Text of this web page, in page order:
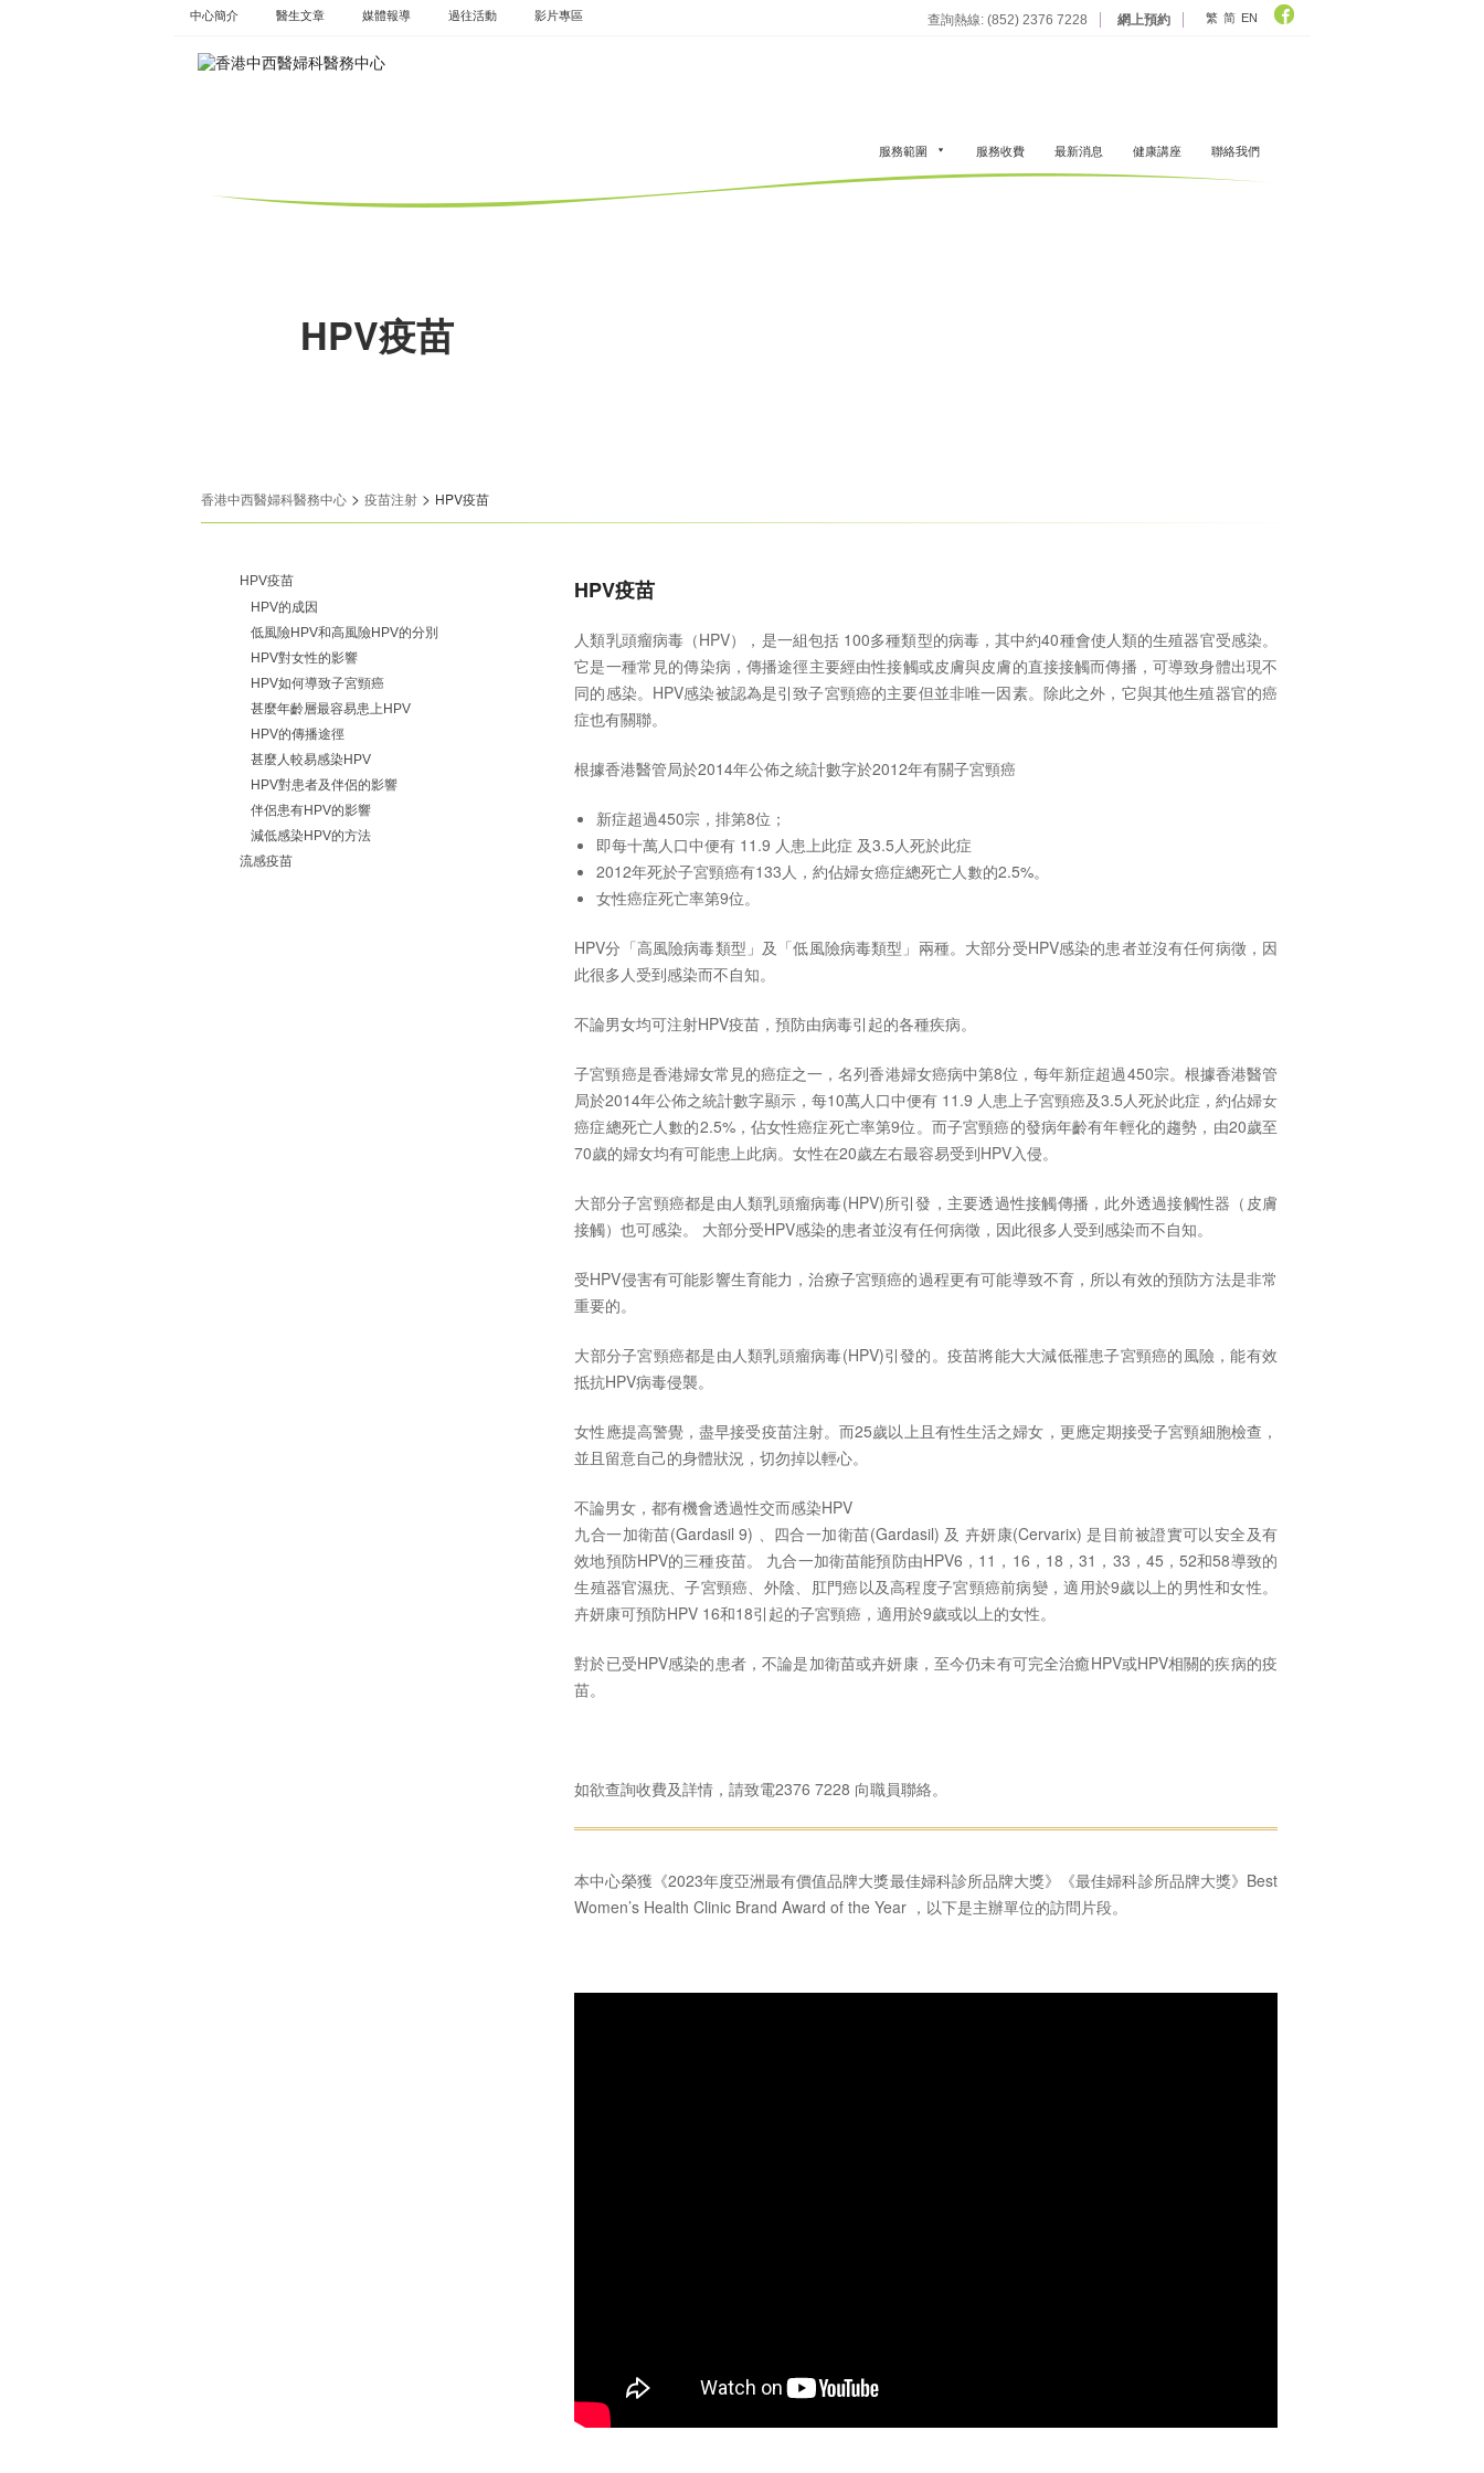
Skip
to
中心簡介 醫生文章 媒體報導 過往活動 影片專區 查詢熱線: (852) 2376 7228 網上預約 繁 简 EN
服務範圍 服務收費 最新消息 健康講座 聯絡我們
HPV疫苗
香港中西醫婦科醫務中心 > 疫苗注射 > HPV疫苗
HPV疫苗
HPV的成因
低風險HPV和高風險HPV的分別
HPV對女性的影響
HPV如何導致子宮頸癌
甚麼年齡層最容易患上HPV
HPV的傳播途徑
甚麼人較易感染HPV
HPV對患者及伴侶的影響
伴侶患有HPV的影響
減低感染HPV的方法
流感疫苗
HPV疫苗
人類乳頭瘤病毒（HPV），是一組包括 100多種類型的病毒，其中約40種會使人類的生殖器官受感染。
它是一種常見的傳染病，傳播途徑主要經由性接觸或皮膚與皮膚的直接接觸而傳播，可導致身體出現不
同的感染。HPV感染被認為是引致子宮頸癌的主要但並非唯一因素。除此之外，它與其他生殖器官的癌
症也有關聯。
根據香港醫管局於2014年公佈之統計數字於2012年有關子宮頸癌
新症超過450宗，排第8位；
即每十萬人口中便有 11.9 人患上此症 及3.5人死於此症
2012年死於子宮頸癌有133人，約佔婦女癌症總死亡人數的2.5%。
女性癌症死亡率第9位。
HPV分「高風險病毒類型」及「低風險病毒類型」兩種。大部分受HPV感染的患者並沒有任何病徵，因
此很多人受到感染而不自知。
不論男女均可注射HPV疫苗，預防由病毒引起的各種疾病。
子宮頸癌是香港婦女常見的癌症之一，名列香港婦女癌病中第8位，每年新症超過450宗。根據香港醫管
局於2014年公佈之統計數字顯示，每10萬人口中便有 11.9 人患上子宮頸癌及3.5人死於此症，約佔婦女
癌症總死亡人數的2.5%，佔女性癌症死亡率第9位。而子宮頸癌的發病年齡有年輕化的趨勢，由20歲至
70歲的婦女均有可能患上此病。女性在20歲左右最容易受到HPV入侵。
大部分子宮頸癌都是由人類乳頭瘤病毒(HPV)所引發，主要透過性接觸傳播，此外透過接觸性器（皮膚
接觸）也可感染。 大部分受HPV感染的患者並沒有任何病徵，因此很多人受到感染而不自知。
受HPV侵害有可能影響生育能力，治療子宮頸癌的過程更有可能導致不育，所以有效的預防方法是非常
重要的。
大部分子宮頸癌都是由人類乳頭瘤病毒(HPV)引發的。疫苗將能大大減低罹患子宮頸癌的風險，能有效
抵抗HPV病毒侵襲。
女性應提高警覺，盡早接受疫苗注射。而25歲以上且有性生活之婦女，更應定期接受子宮頸細胞檢查，
並且留意自己的身體狀況，切勿掉以輕心。
不論男女，都有機會透過性交而感染HPV
九合一加衛苗(Gardasil 9) 、四合一加衛苗(Gardasil) 及 卉妍康(Cervarix) 是目前被證實可以安全及有
效地預防HPV的三種疫苗。 九合一加衛苗能預防由HPV6，11，16，18，31，33，45，52和58導致的
生殖器官濕疣、子宮頸癌、外陰、肛門癌以及高程度子宮頸癌前病變，適用於9歲以上的男性和女性。
卉妍康可預防HPV 16和18引起的子宮頸癌，適用於9歲或以上的女性。
對於已受HPV感染的患者，不論是加衛苗或卉妍康，至今仍未有可完全治癒HPV或HPV相關的疾病的疫
苗。
如欲查詢收費及詳情，請致電2376 7228 向職員聯絡。
本中心榮獲《2023年度亞洲最有價值品牌大獎最佳婦科診所品牌大獎》《最佳婦科診所品牌大獎》Best
Women’s Health Clinic Brand Award of the Year ，以下是主辦單位的訪問片段。